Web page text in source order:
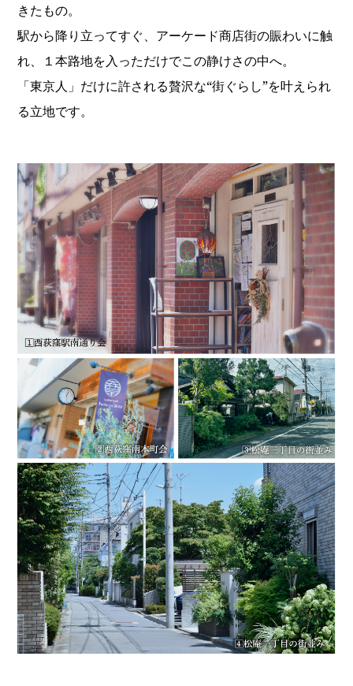
きたもの。
駅から降り立ってすぐ、アーケード商店街の賑わいに触
れ、１本路地を入っただけでこの静けさの中へ。
「東京人」だけに許される贅沢な“街ぐらし”を叶えられ
る立地です。